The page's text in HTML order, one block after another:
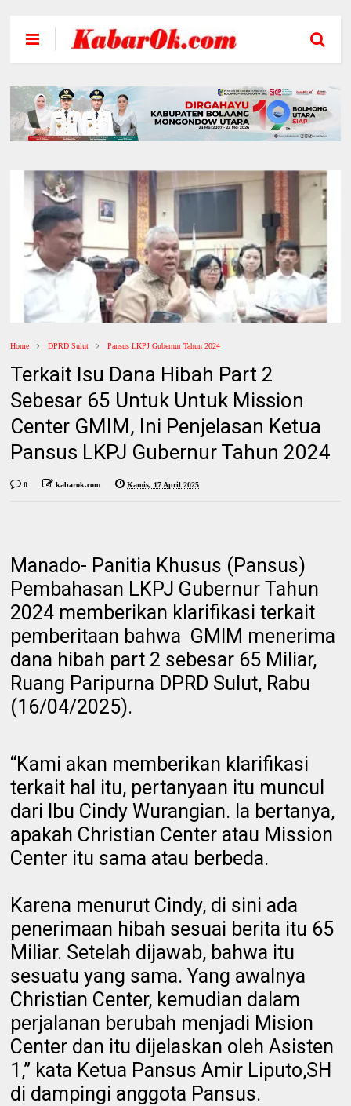
Home DPRD Sulut Pansus LKPJ Gubernur Tahun 2024
Terkait Isu Dana Hibah Part 2
Sebesar 65 Untuk Untuk Mission
Center GMIM, Ini Penjelasan Ketua
Pansus LKPJ Gubernur Tahun 2024
0 kabarok.com Kamis, 17 April 2025
Manado- Panitia Khusus (Pansus)
Pembahasan LKPJ Gubernur Tahun
2024 memberikan klarifikasi terkait
pemberitaan bahwa GMIM menerima
dana hibah part 2 sebesar 65 Miliar,
Ruang Paripurna DPRD Sulut, Rabu
(16/04/2025).
“Kami akan memberikan klarifikasi
terkait hal itu, pertanyaan itu muncul
dari Ibu Cindy Wurangian. Ia bertanya,
apakah Christian Center atau Mission
Center itu sama atau berbeda.
Karena menurut Cindy, di sini ada
penerimaan hibah sesuai berita itu 65
Miliar. Setelah dijawab, bahwa itu
sesuatu yang sama. Yang awalnya
Christian Center, kemudian dalam
perjalanan berubah menjadi Mision
Center dan itu dijelaskan oleh Asisten
1,” kata Ketua Pansus Amir Liputo,SH
di dampingi anggota Pansus.